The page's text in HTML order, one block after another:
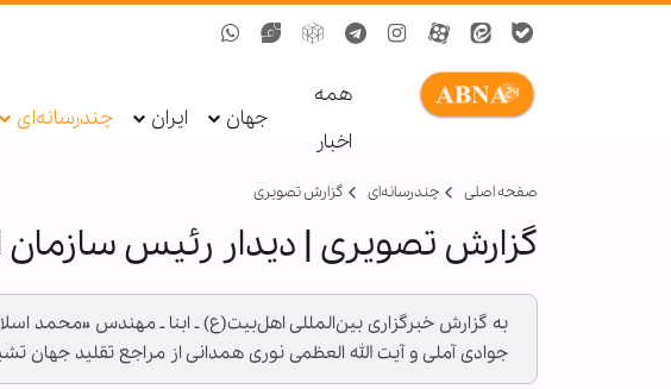
همه
اخبار
جهان ایران چندرسانه‌ای
صفحه اصلی چندرسانه‌ای گزارش تصويری
گزارش تصویری | دیدار رئیس سازمان
به گزارش خبرگزاری بین‌المللی اهل‌بیت(ع) ـ ابنا ـ مهندس «محمد
جوادی آملی و آیت الله العظمی نوری همدانی از مراجع تقلید جهان